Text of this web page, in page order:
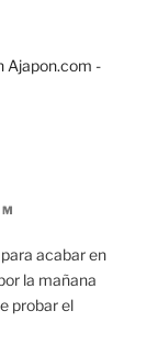
Ajapon.com -
acabar en
la mañana
probar el